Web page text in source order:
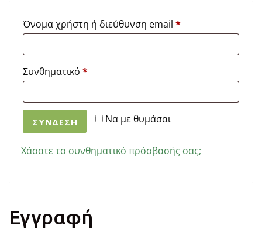
Όνομα χρήστη ή διεύθυνση email *Απαιτείται
Συνθηματικό *Απαιτείται
Να με θυμάσαι
ΣΎΝΔΕΣΗ
Χάσατε το συνθηματικό πρόσβασής σας;
Εγγραφή